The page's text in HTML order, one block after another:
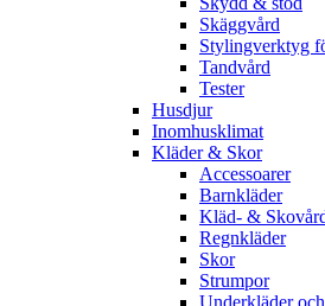
Skäggvård
Stylingverktyg
Tandvård
Tester
Husdjur
Inomhusklimat
Kläder & Skor
Accessoarer
Barnkläder
Kläd- &
Regnkläder
Skor
Strumpor
Underkläder